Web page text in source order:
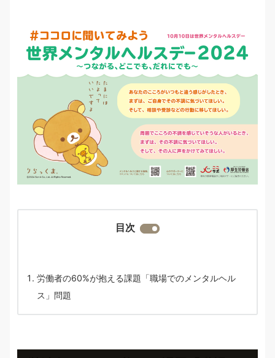
目次
労働者の60%が抱える課題「職場でのメンタルヘル
ス」問題